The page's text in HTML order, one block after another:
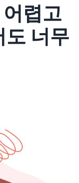
렵고
도 너무